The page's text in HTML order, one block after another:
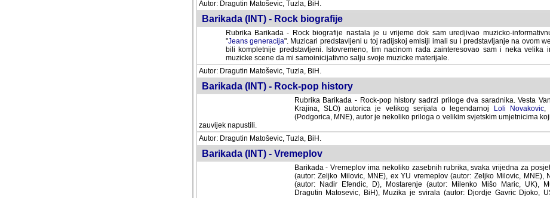
Autor: Dragutin Matoševic, Tuzla, BiH.
Barikada (INT) - Rock biografije
Rubrika Barikada - Rock biografije nastala je u vrijeme dok sam uredjivao muzicko-
"Jeans generacija". Muzicari predstavljeni u toj radijskoj emisiji imali su i predstavljanje na ovom
bili kompletnije predstavljeni. Istovremeno, tim nacinom rada zainteresovao sam i neka velika
muzicke scene da mi samoinicijativno salju svoje muzicke materijale.
Autor: Dragutin Matoševic, Tuzla, BiH.
Barikada (INT) - Rock-pop history
Rubrika Barikada - Rock-pop history sadrzi priloge dva saradnika. Vesta
Krajina, SLO) autorica je velikog serijala o legendarnoj
Loli Novakovic,
(Podgorica, MNE), autor je nekoliko priloga o velikim svjetskim umjetnicima
zauvijek napustili.
Autor: Dragutin Matoševic, Tuzla, BiH.
Barikada (INT) - Vremeplov
Barikada - Vremeplov ima nekoliko zasebnih rubrika, svaka vrijedna za
(autor: Zeljko Milovic, MNE), ex YU vremeplov (autor: Zeljko Milovic, MNE),
(autor: Nadir Efendic, D), Mostarenje (autor: Milenko Mišo Maric, UK), Muzicki
Matosevic, BiH), Muzika je svirala (autor: Djordje Gavric Djoko, USA),